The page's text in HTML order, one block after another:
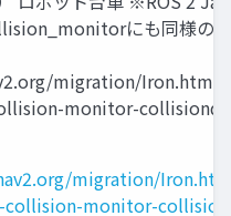
にも同様の
migration/
monitor-
migration/
collision-monitor-